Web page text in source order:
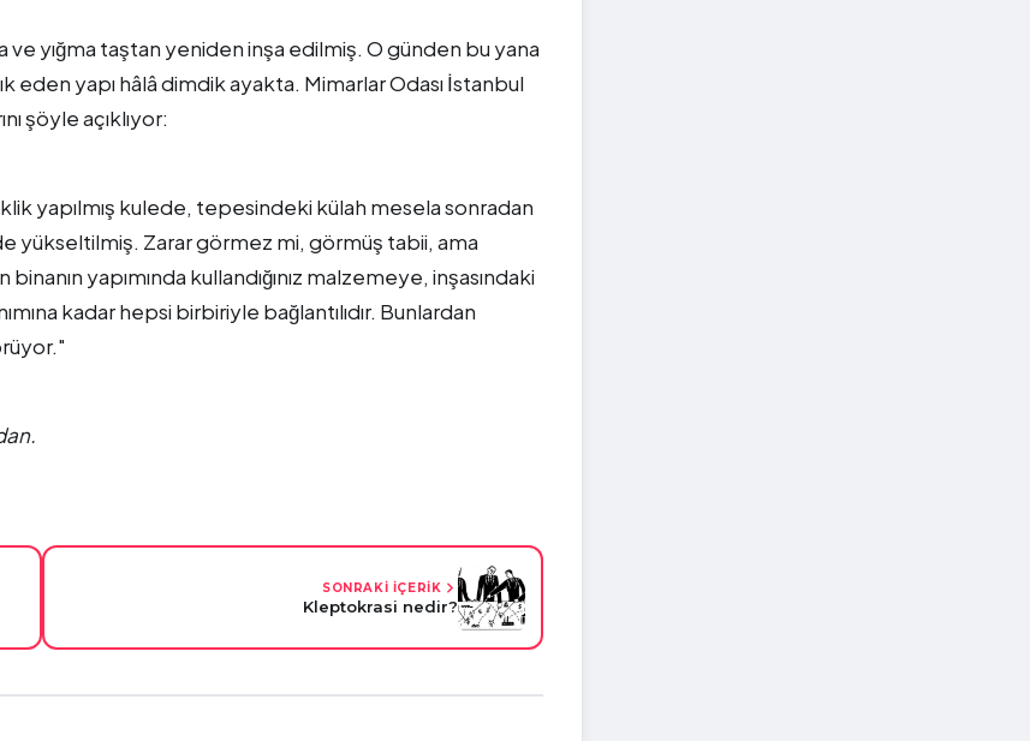
ve yığma taştan yeniden inşa edilmiş. O günden bu yana
yapı hâlâ dimdik ayakta. Mimarlar Odası İstanbul
şöyle açıklıyor:
yapılmış kulede, tepesindeki külah mesela sonradan
yükseltilmiş. Zarar görmez mi, görmüş tabii, ama
yapımında kullandığınız malzemeye, inşasındaki
kadar hepsi birbiriyle bağlantılıdır. Bunlardan
SONRAKİ İÇERİK
Kleptokrasi nedir?